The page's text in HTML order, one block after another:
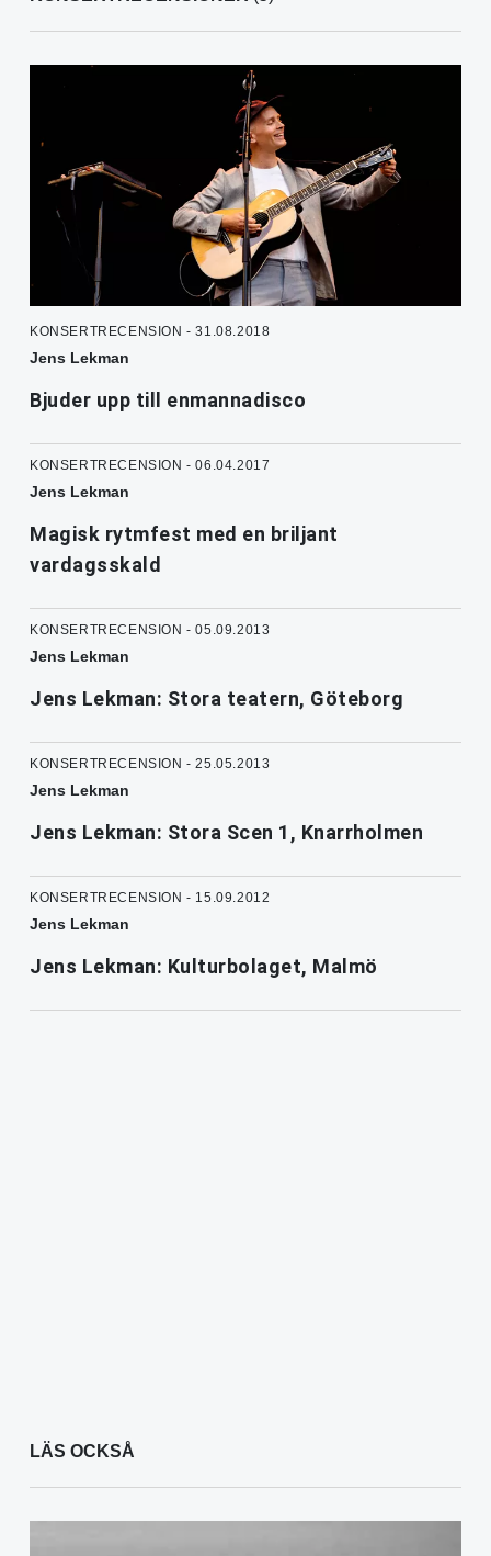
KONSERTRECENSION - 31.08.2018
Jens Lekman
Bjuder upp till enmannadisco
KONSERTRECENSION - 06.04.2017
Jens Lekman
Magisk rytmfest med en briljant
vardagsskald
KONSERTRECENSION - 05.09.2013
Jens Lekman
Jens Lekman: Stora teatern, Göteborg
KONSERTRECENSION - 25.05.2013
Jens Lekman
Jens Lekman: Stora Scen 1, Knarrholmen
KONSERTRECENSION - 15.09.2012
Jens Lekman
Jens Lekman: Kulturbolaget, Malmö
LÄS OCKSÅ